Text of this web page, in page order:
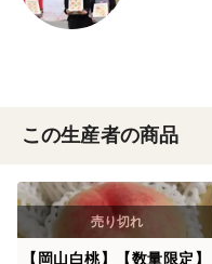
この生産者の商品
【岡山白桃】【数量限定】